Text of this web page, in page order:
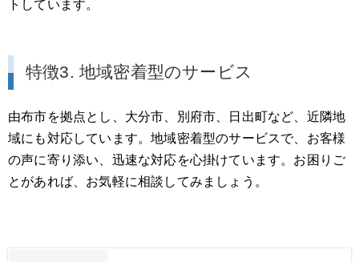
トしています。
特徴3. 地域密着型のサービス
由布市を拠点とし、大分市、別府市、日出町など、近隣地
域にも対応しています。地域密着型のサービスで、お客様
の声に寄り添い、迅速な対応を心掛けています。お困りご
とがあれば、お気軽に相談してみましょう。